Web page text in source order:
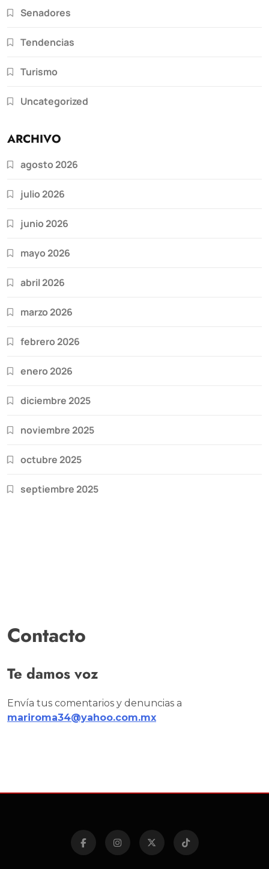
Senadores
Tendencias
Turismo
Uncategorized
ARCHIVO
agosto 2026
julio 2026
junio 2026
mayo 2026
abril 2026
marzo 2026
febrero 2026
enero 2026
diciembre 2025
noviembre 2025
octubre 2025
septiembre 2025
Contacto
Te damos voz
Envía tus comentarios y denuncias a
mariroma34@yahoo.com.mx